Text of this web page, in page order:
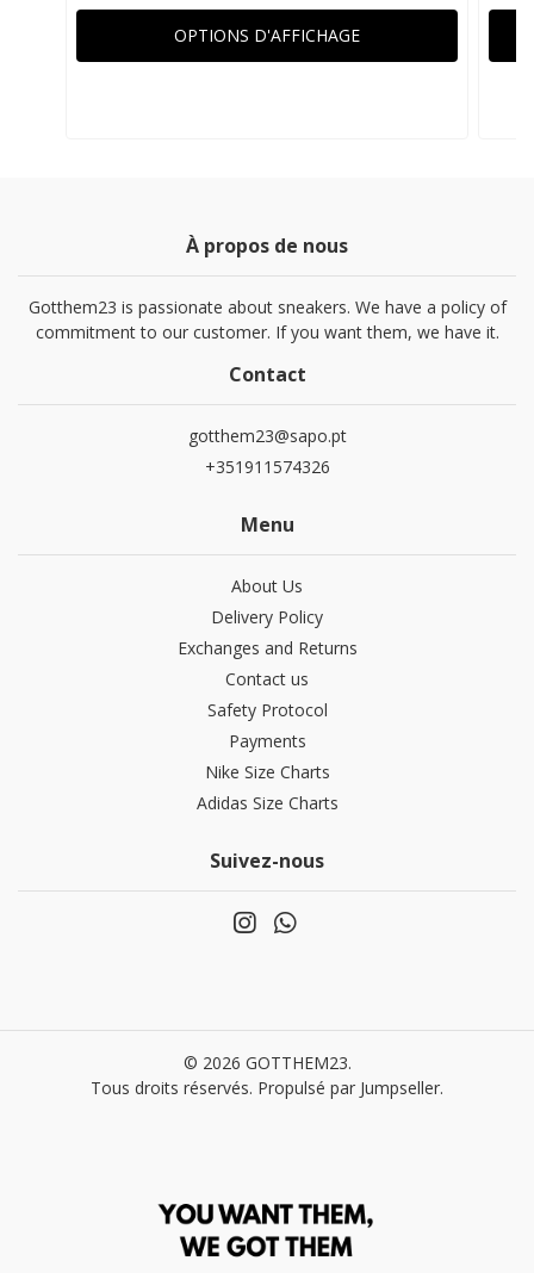
OPTIONS D'AFFICHAGE
À propos de nous
Gotthem23 is passionate about sneakers. We have a policy of
commitment to our customer. If you want them, we have it.
Contact
gotthem23@sapo.pt
+351911574326
Menu
About Us
Delivery Policy
Exchanges and Returns
Contact us
Safety Protocol
Payments
Nike Size Charts
Adidas Size Charts
Suivez-nous
© 2026 GOTTHEM23.
Tous droits réservés. Propulsé par Jumpseller.